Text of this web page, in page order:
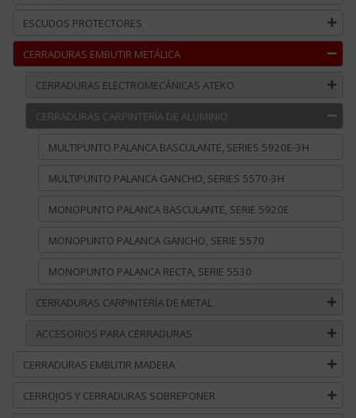
ESCUDOS PROTECTORES
CERRADURAS EMBUTIR METÁLICA
CERRADURAS ELECTROMECÁNICAS ATEKO
CERRADURAS CARPINTERÍA DE ALUMINIO
MULTIPUNTO PALANCA BASCULANTE, SERIES 5920E-3H
MULTIPUNTO PALANCA GANCHO, SERIES 5570-3H
MONOPUNTO PALANCA BASCULANTE, SERIE 5920E
MONOPUNTO PALANCA GANCHO, SERIE 5570
MONOPUNTO PALANCA RECTA, SERIE 5530
CERRADURAS CARPINTERÍA DE METAL
ACCESORIOS PARA CERRADURAS
CERRADURAS EMBUTIR MADERA
CERROJOS Y CERRADURAS SOBREPONER